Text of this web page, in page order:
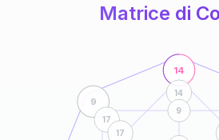
Matrice di
14
9
14
9
17
17